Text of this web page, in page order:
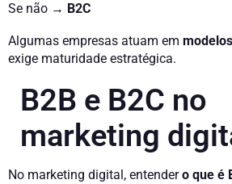
Se não → B2C
Algumas empresas atuam em
exige maturidade estratégica.
B2B e B2C no
marketing
No marketing digital, entendero que é